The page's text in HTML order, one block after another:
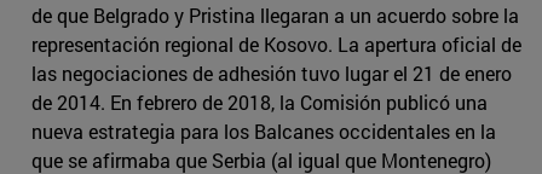
de que Belgrado y Pristina llegaran a un acuerdo sobre la
representación regional de Kosovo. La apertura oficial de
las negociaciones de adhesión tuvo lugar el 21 de enero
de 2014. En febrero de 2018, la Comisión publicó una
nueva estrategia para los Balcanes occidentales en la
que se afirmaba que Serbia (al igual que Montenegro)